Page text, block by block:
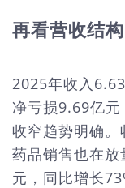
再看营收结
2025年收入
净亏损9.69亿
收窄趋势明确
药品销售也在
元，同比增长